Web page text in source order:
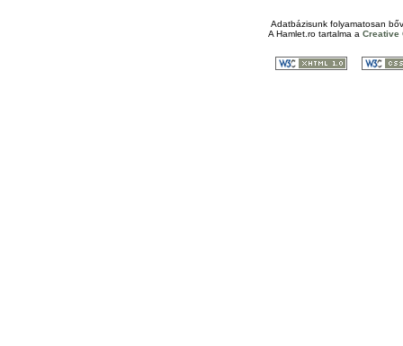
Adatbázisunk folyamatosan
A Hamlet.ro tartalma a Creative